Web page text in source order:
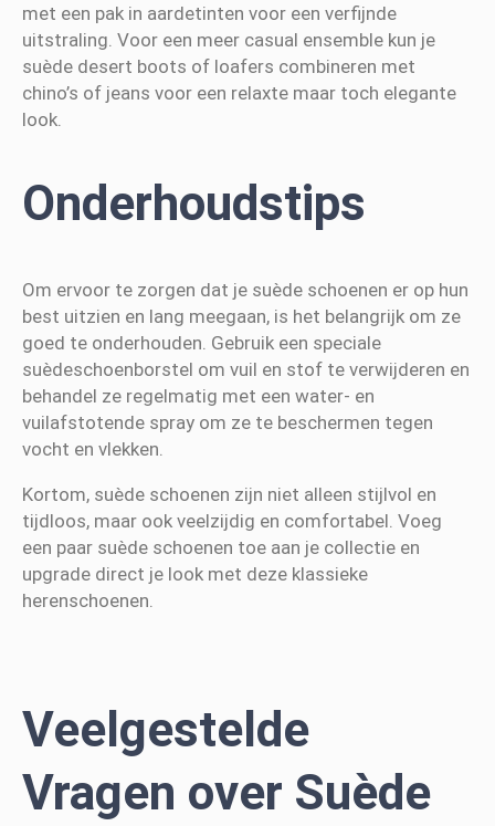
met een pak in aardetinten voor een verfijnde
uitstraling. Voor een meer casual ensemble kun je
suède desert boots of loafers combineren met
chino’s of jeans voor een relaxte maar toch elegante
look.
Onderhoudstips
Om ervoor te zorgen dat je suède schoenen er op hun
best uitzien en lang meegaan, is het belangrijk om ze
goed te onderhouden. Gebruik een speciale
suèdeschoenborstel om vuil en stof te verwijderen en
behandel ze regelmatig met een water- en
vuilafstotende spray om ze te beschermen tegen
vocht en vlekken.
Kortom, suède schoenen zijn niet alleen stijlvol en
tijdloos, maar ook veelzijdig en comfortabel. Voeg
een paar suède schoenen toe aan je collectie en
upgrade direct je look met deze klassieke
herenschoenen.
Veelgestelde
Vragen over Suède